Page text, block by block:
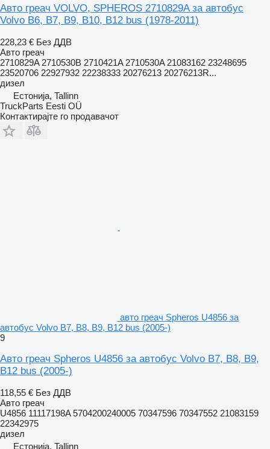
Авто греач VOLVO, SPHEROS 2710829A за автобус
Volvo B6, B7, B9, B10, B12 bus (1978-2011)
228,23 € Без ДДВ
Авто греач
2710829A 2710530B 2710421A 2710530A 21083162 23248695
23520706 22927932 22238333 20276213 20276213R...
дизел
Естонија, Tallinn
TruckParts Eesti OÜ
Контактирајте го продавачот
авто греач Spheros U4856 за
автобус Volvo B7, B8, B9, B12 bus (2005-)
9
Авто греач Spheros U4856 за автобус Volvo B7, B8, B9,
B12 bus (2005-)
118,55 € Без ДДВ
Авто греач
U4856 11117198A 5704200240005 70347596 70347552 21083159
22342975
дизел
Естонија, Tallinn